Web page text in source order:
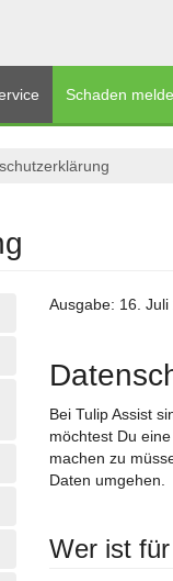
Schaden
Ausgabe: 16. Juli
Bei Tulip Assist
möchtest Du
machen zu
Daten umgehen.
Wer ist